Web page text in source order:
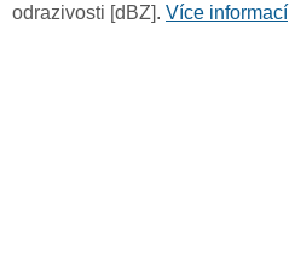
odrazivosti [dBZ]. Více informací